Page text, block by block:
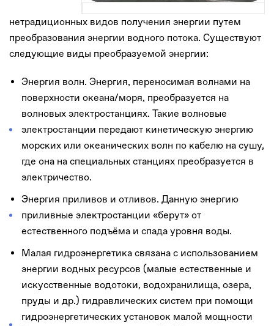
Российский волновой генератор «Ocean 160»
нетрадиционных видов получения энергии путем
преобразования энергии водного потока. Существуют
следующие виды преобразуемой энергии:
Энергия волн. Энергия, переносимая волнами на
поверхности океана/моря, преобразуется на
волновых электростанциях. Такие волновые
электростанции передают кинетическую энергию
морских или океанических волн по кабелю на сушу,
где она на специальных станциях преобразуется в
электричество.
Энергия приливов и отливов. Данную энергию
приливные электростанции «берут» от
естественного подъёма и спада уровня воды.
Малая гидроэнергетика связана с использованием
энергии водных ресурсов (малые естественные и
искусственные водотоки, водохранилища, озера,
пруды и др.) гидравлических систем при помощи
гидроэнергетических установок малой мощности